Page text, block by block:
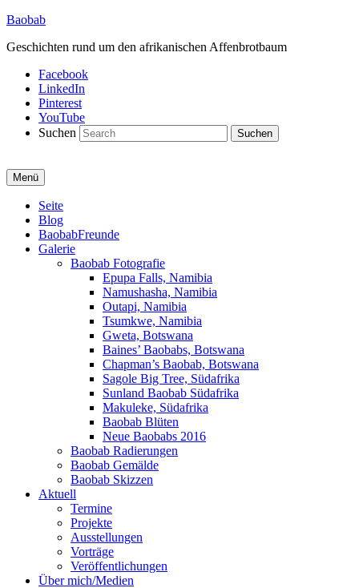
Baobab
Geschichten rund um den afrikanischen Affenbrotbaum
Facebook
LinkedIn
Pinterest
YouTube
Suchen
Menü
Primäres
Menü
Seite
Blog
BaobabFreunde
Galerie
Baobab Fotografie
Epupa Falls, Namibia
Namushasha, Namibia
Outapi, Namibia
Tsumkwe, Namibia
Gweta, Botswana
Baines’ Baobabs, Botswana
Chapman’s Baobab, Botswana
Sagole Big Tree, Südafrika
Sunland Baobab Südafrika
Makuleke, Südafrika
Baobab Blüten
Neue Baobabs 2016
Baobab Radierungen
Baobab Gemälde
Baobab Skizzen
Aktuell
Termine
Projekte
Ausstellungen
Vorträge
Veröffentlichungen
Über mich/Medien